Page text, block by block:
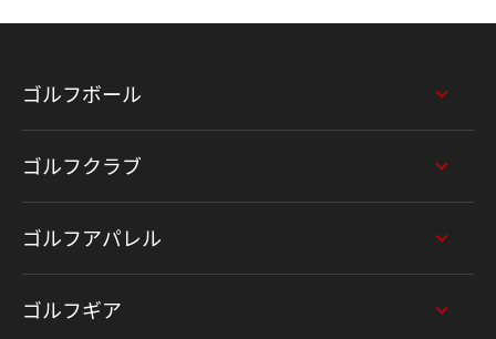
ゴルフボール
ゴルフクラブ
ゴルフアパレル
ゴルフギア